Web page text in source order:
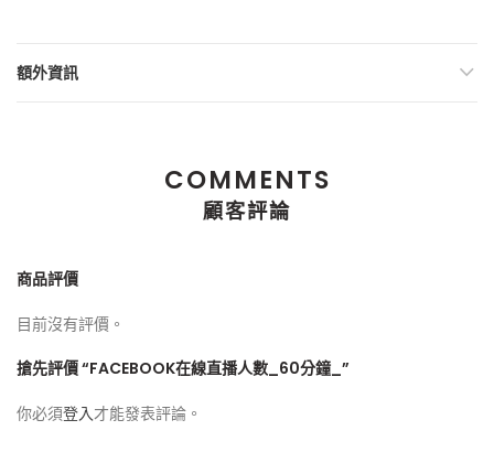
額外資訊
COMMENTS
顧客評論
商品評價
目前沒有評價。
搶先評價 “FACEBOOK在線直播人數_60分鐘_”
你必須登入才能發表評論。